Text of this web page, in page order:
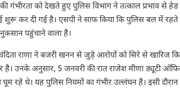
गंभीरता को देखते हुए पुलिस विभाग ने तत्काल प्रभाव से
शुरू कर दी गई है। एसपी ने साफ किया कि पुलिस बल में
पहुंचाने वाला है।
राणा ने बजरी खनन से जुड़े आरोपों को सिरे से खारिज
है। उनके अनुसार, 5 जनवरी की रात राजेश मीणा ड्यूटी
रहे थे। यह पुलिस नियमों का गंभीर उल्लंघन है। इसी